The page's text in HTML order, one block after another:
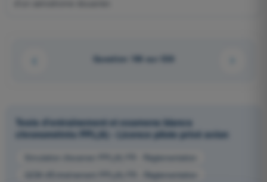
Question 196 sur 538
Tests d'entraînement et examens blancs
chronométrés PPL(A) - Licence pilote privé avion
Simulation d'examen PPL(A) FR - Règlementation
QCM d'Entraînement PPL(A) FR - Règlementation